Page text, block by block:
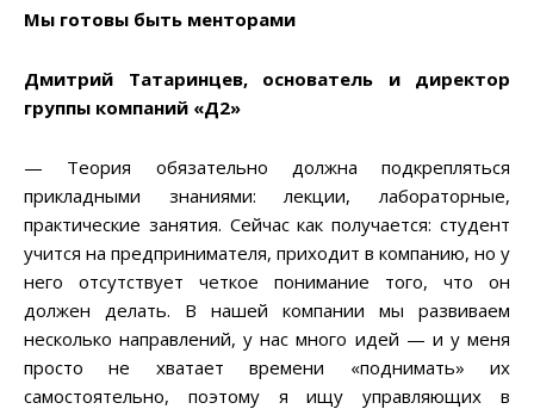
Мы готовы быть менторами
Дмитрий Татаринцев, основатель и директор
группы компаний «Д2»
— Теория обязательно должна подкрепляться
прикладными знаниями: лекции, лабораторные,
практические занятия. Сейчас как получается: студент
учится на предпринимателя, приходит в компанию, но у
него отсутствует четкое понимание того, что он
должен делать. В нашей компании мы развиваем
несколько направлений, у нас много идей — и у меня
просто не хватает времени «поднимать» их
самостоятельно, поэтому я ищу управляющих в